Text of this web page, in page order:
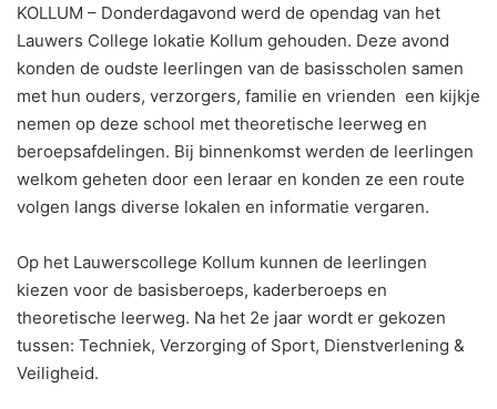
KOLLUM – Donderdagavond werd de opendag van het
Lauwers College lokatie Kollum gehouden. Deze avond
konden de oudste leerlingen van de basisscholen samen
met hun ouders, verzorgers, familie en vrienden een kijkje
nemen op deze school met theoretische leerweg en
beroepsafdelingen. Bij binnenkomst werden de leerlingen
welkom geheten door een leraar en konden ze een route
volgen langs diverse lokalen en informatie vergaren.
Op het Lauwerscollege Kollum kunnen de leerlingen
kiezen voor de basisberoeps, kaderberoeps en
theoretische leerweg. Na het 2e jaar wordt er gekozen
tussen: Techniek, Verzorging of Sport, Dienstverlening &
Veiligheid.